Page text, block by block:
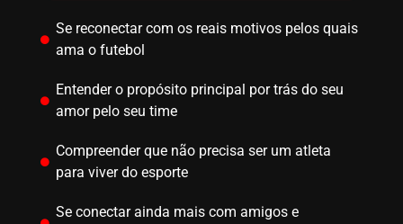
Se reconectar com os reais motivos pelos quais
ama o futebol
Entender o propósito principal por trás do seu
amor pelo seu time
Compreender que não precisa ser um atleta
para viver do esporte
Se conectar ainda mais com amigos e